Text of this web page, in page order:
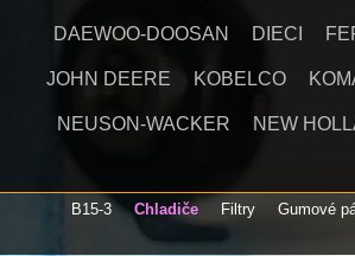
DAEWOO-DOOSAN DIECI
JOHN DEERE KOBELCO
NEUSON-WACKER NEW
B15-3 Chladiče Filtry Gumové